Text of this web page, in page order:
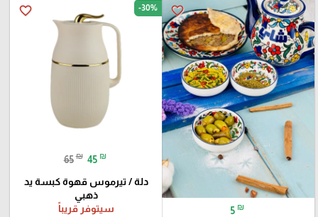
favorite_border
5 ₪
favorite_border -30%
65 ₪ 45 ₪
دلة / تيرموس قهوة كبسة يد
ذهبي
سيتوفر قريباً